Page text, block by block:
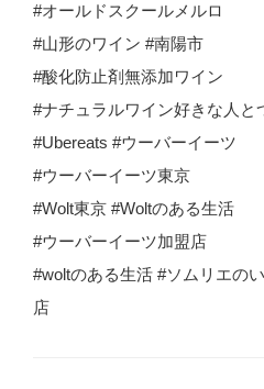
#オールドスクールメルロ
#山形のワイン #南陽市
#酸化防止剤無添加ワイン
#ナチュラルワイン好きな人と
#Ubereats #ウーバーイーツ
#ウーバーイーツ東京
#Wolt東京 #Woltのある生活
#ウーバーイーツ加盟店
#woltのある生活 #ソムリエの
店